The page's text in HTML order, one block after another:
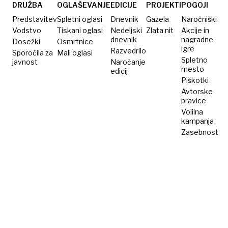
DRUŽBA
Predstavitev
Vodstvo
Dosežki
Sporočila za
javnost
OGLAŠEVANJE
Spletni oglasi
Tiskani oglasi
Osmrtnice
Mali oglasi
EDICIJE
Dnevnik
Nedeljski
dnevnik
Razvedrilo
Naročanje
edicij
PROJEKTI
Gazela
Zlata nit
POGOJI
Naročniški
Akcije in
nagradne
igre
Spletno
mesto
Piškotki
Avtorske
pravice
Volilna
kampanja
Zasebnost